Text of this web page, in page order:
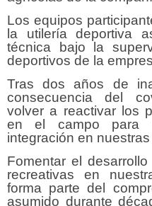
Los equipos
la utilería deportiva
técnica bajo la
deportivos de la
Tras dos años de
consecuencia del
volver a reactivar los
en el campo para
integración en
Fomentar el
recreativas en
forma parte del
asumido durante